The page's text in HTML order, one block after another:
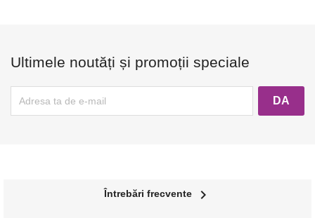
Ultimele noutăți și promoții speciale
Întrebări frecvente
navigate_next